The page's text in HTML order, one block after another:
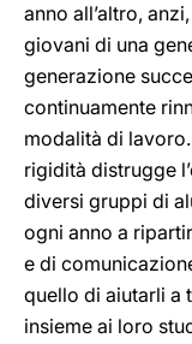
anno all’altro,
giovani di una
generazione
continuamente
modalità di
rigidità distrugge
diversi gruppi di
ogni anno a
e di
quello di aiutarli a
insieme ai loro